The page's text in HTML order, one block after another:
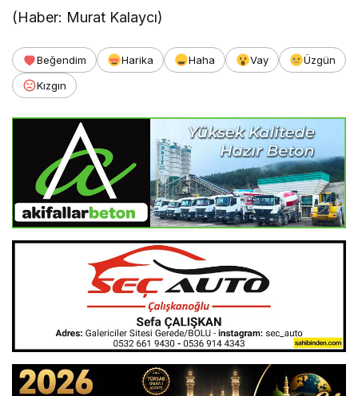
(Haber: Murat Kalaycı)
Beğendim Harika Haha Vay
Üzgün
Kızgın